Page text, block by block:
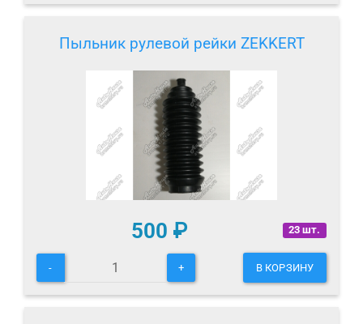
Пыльник рулевой рейки ZEKKERT
23 шт.
500 ₽
- + В КОРЗИНУ